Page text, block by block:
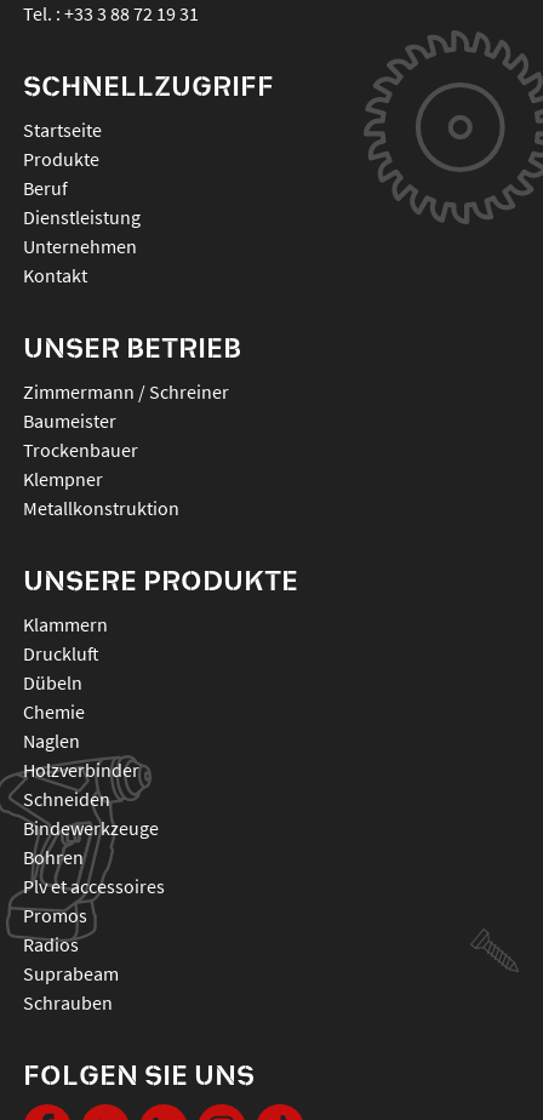
Tel. : +33 3 88 72 19 31
SCHNELLZUGRIFF
Startseite
Produkte
Beruf
Dienstleistung
Unternehmen
Kontakt
UNSER BETRIEB
Zimmermann / Schreiner
Baumeister
Trockenbauer
Klempner
Metallkonstruktion
UNSERE PRODUKTE
klammern
druckluft
dübeln
chemie
naglen
holzverbinder
schneiden
bindewerkzeuge
bohren
plv et accessoires
promos
radios
suprabeam
schrauben
FOLGEN SIE UNS